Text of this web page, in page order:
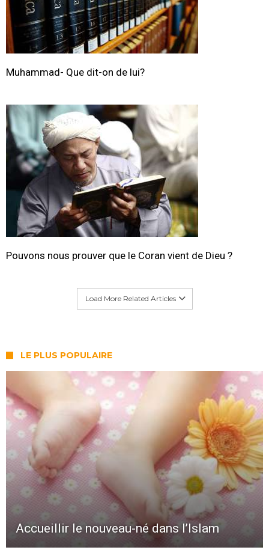
Muhammad- Que dit-on de lui?
Pouvons nous prouver que le Coran vient de Dieu ?
Load More Related Articles
LE PLUS POPULAIRE
Accueillir le nouveau-né dans l’Islam